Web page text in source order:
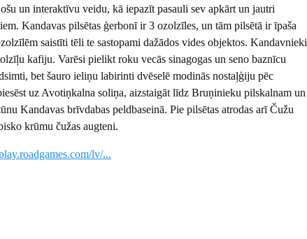
un interaktīvu veidu, kā iepazīt pasauli sev apkārt un jautri
Kandavas pilsētas ģerbonī ir 3 ozolzīles, un tām pilsētā ir īpaša
saistīti tēli te sastopami dažādos vides objektos. Kandavnieki
kafiju. Varēsi pielikt roku vecās sinagogas un seno baznīcu
bet šauro ieliņu labirinti dvēselē modinās nostaļģiju pēc
uz Avotiņkalna soliņa, aizstaigāt līdz Bruņinieku pilskalnam un
Kandavas brīvdabas peldbaseinā. Pie pilsētas atrodas arī Čužu
krūmu čužas augteni.
lv/...